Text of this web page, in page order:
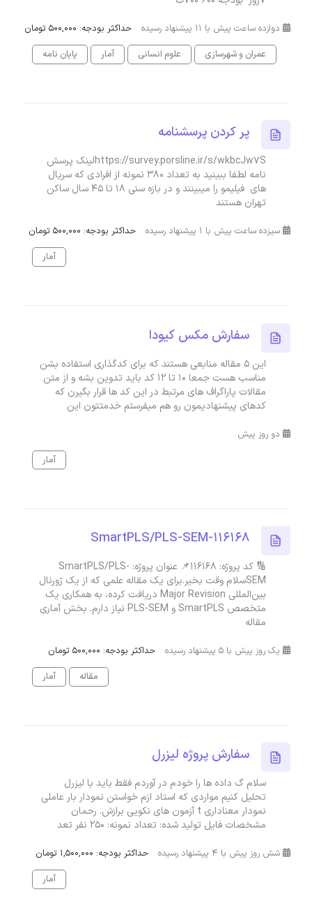
دوازده ساعت پیش با 11 پیشنهاد رسیده
حداکثر بودجه: 500,000 تومان
عمران و شهرسازی
علوم انسانی آمار پایان نامه
پر کردن پرسشنامه
https://survey.porsline.ir/s/wkbcJw7Sلینک پرسش
نامه لطفا ببینید به تعداد ۳۸۰ نمونه از افرادی که سریال
های فیلیمو را میبینند و در بازه سنی ۱۸ تا ۴۵ سال ساکن
تهران هستند
سیزده ساعت پیش با 1 پیشنهاد رسیده
حداکثر بودجه: 500,000 تومان
آمار
سفارش مکس کیودا
این ۵ مقاله منابعی هستند که برای کدگذاری استفاده بشن
مناسب هست جمعا ۱۰ تا ۱۲ کد باید تدوین بشه و از متن
مقالات پاراگراف های مرتبط در این کد ها قرار بگیرن که
کدهای پیشنهادیمون رو هم میفرستم خدمتتون این
دو روز پیش
آمار
SmartPLS/PLS-SEM-116168
🔢 کد پروژه: 116168📌 عنوان پروژه: SmartPLS/PLS-
SEMسلام وقت بخیر.برای یک مقاله علمی که از یک ژورنال
بین‌المللی Major Revision دریافت کرده، به همکاری یک
متخصص SmartPLS و PLS-SEM نیاز دارم. بخش آماری
مقاله
یک روز پیش با 5 پیشنهاد رسیده
حداکثر بودجه: 500,000 تومان
مقاله
آمار
سفارش پروژه لیزرل
سلام گ داده ها را خودم در آوردم فقط باید با لیزرل
تحلیل کنیم مواردی که استاد ازم خواستن نمودار بار عاملی
نمودار معناداری t آزمون های نکویی برازش. رحمان
مشخصات فایل تولید شده: تعداد نمونه: ۲۵۰ نفر تعد
شش روز پیش با 4 پیشنهاد رسیده
حداکثر بودجه: 1,500,000 تومان
آمار